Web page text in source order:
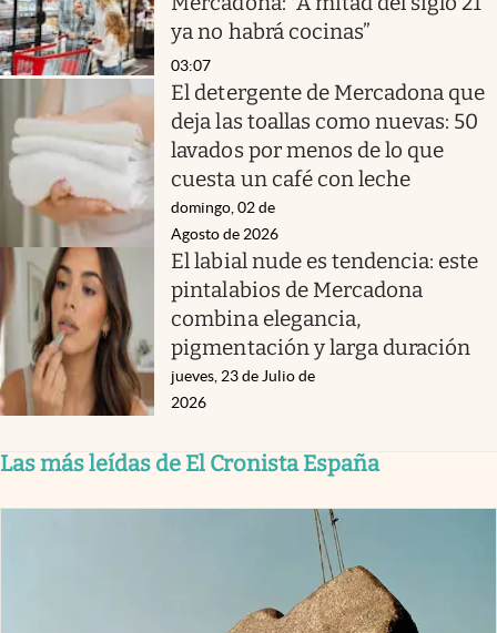
ya no habrá cocinas”
03:07
El detergente de Mercadona que
deja las toallas como nuevas: 50
lavados por menos de lo que
cuesta un café con leche
domingo, 02 de
Agosto de 2026
El labial nude es tendencia: este
pintalabios de Mercadona
combina elegancia,
pigmentación y larga duración
jueves, 23 de Julio de
2026
Las más leídas de El Cronista España